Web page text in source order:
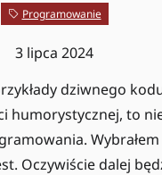
Programowanie
3 lipca 2024
dziwnego
humorystycznej, to
Oczywiście dalej